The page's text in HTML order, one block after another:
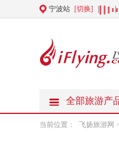
宁波站 [切换]
全部旅游产
当前位置： 飞扬旅游网